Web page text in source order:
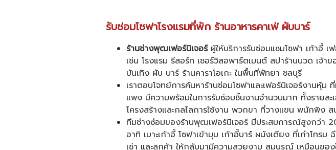
รับซ่อมโซฟาโรงแรมที่พัก ร้านอาหารคาเฟ่ ผับบาร์
ร้านช่างพุฒเฟอร์นิเจอร์ผู้ให้บริการรับซ่อมแซมโซฟา เก้าอี้ เ
เช่น โรงแรม รีสอร์ท เซอร์วิสอพาร์ตเมนต์ สปาร้านนวด เจ้า
บันเทิง ผับ บาร์ ร้านคาราโอเกะ ในพื้นที่พัทยา ชลบุรี
เราตอบโจทย์การค้นหาร้านซ่อมโซฟาและเฟอร์นิเจอร์งานหุ้
แพง มีความพร้อมในการรับซ่อมชิ้นงานจำนวนมาก ทั้งรายล
โครงสร้างและกลไลการใช้งาน พวกขา ที่วางแขน พนักพิง ส
ทีมช่างซ่อมของร้านพุฒเฟอร์นิเจอร์ มีประสบการณ์สูงกว่า
อาทิ เบาะเก้าอี้ โซฟาเข้ามุม เก้าอี้บาร์ ผนังเตียง ที่เก่าโทร
เช่า และลูกค้า ให้กลับมามีความสวยงาม สมบูรณ์ เหมือนของ